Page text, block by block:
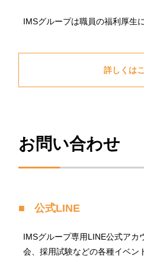
IMSグループは職員の福利厚生
詳しくは
お問い合わせ
公式LINE
IMSグループ専用LINE公式アカ
会、採用試験などの各種イベン